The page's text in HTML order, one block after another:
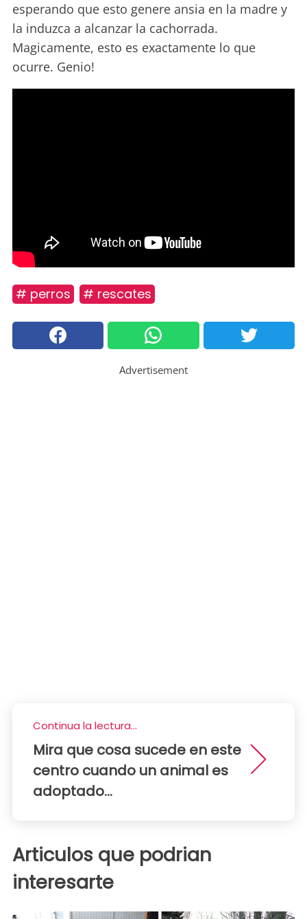
esperando que esto genere ansia en la madre y
la induzca a alcanzar la cachorrada.
Magicamente, esto es exactamente lo que
ocurre. Genio!
# perros # rescates
Advertisement
Continua la lectura...
Mira que cosa sucede en este
centro cuando un animal es
adoptado...
Articulos que podrian
interesarte